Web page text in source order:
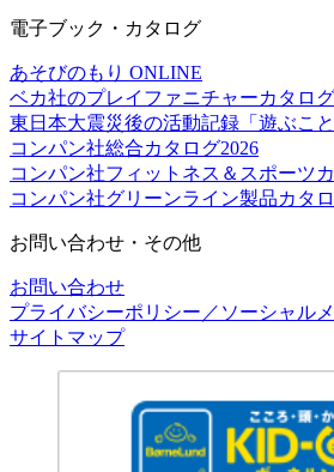
電子ブック・カタログ
あそびのもり ONLINE
ベカ社のプレイファニチャーカタログ
東日本大震災後の活動記録「遊ぶこ
コンパン社総合カタログ2026
コンパン社フィットネス＆スポーツ
コンパン社グリーンライン製品カタ
お問い合わせ・その他
お問い合わせ
プライバシーポリシー／ソーシャル
サイトマップ